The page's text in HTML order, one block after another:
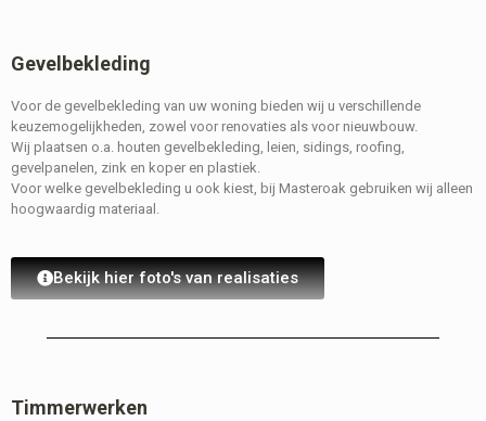
Gevelbekleding
Voor de gevelbekleding van uw woning bieden wij u verschillende
keuzemogelijkheden, zowel voor renovaties als voor nieuwbouw.
Wij plaatsen o.a. houten gevelbekleding, leien, sidings, roofing,
gevelpanelen, zink en koper en plastiek.
Voor welke gevelbekleding u ook kiest, bij Masteroak gebruiken wij alleen
hoogwaardig materiaal.
Bekijk hier foto's van realisaties
Timmerwerken